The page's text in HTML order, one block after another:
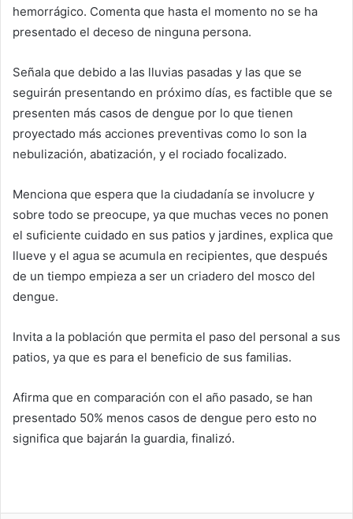
hemorrágico. Comenta que hasta el momento no se ha
presentado el deceso de ninguna persona.
Señala que debido a las lluvias pasadas y las que se
seguirán presentando en próximo días, es factible que se
presenten más casos de dengue por lo que tienen
proyectado más acciones preventivas como lo son la
nebulización, abatización, y el rociado focalizado.
Menciona que espera que la ciudadanía se involucre y
sobre todo se preocupe, ya que muchas veces no ponen
el suficiente cuidado en sus patios y jardines, explica que
llueve y el agua se acumula en recipientes, que después
de un tiempo empieza a ser un criadero del mosco del
dengue.
Invita a la población que permita el paso del personal a sus
patios, ya que es para el beneficio de sus familias.
Afirma que en comparación con el año pasado, se han
presentado 50% menos casos de dengue pero esto no
significa que bajarán la guardia, finalizó.